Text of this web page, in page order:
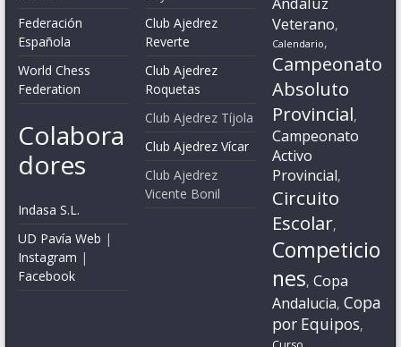
Federación
Española
World Chess
Federation
Colabora
dores
Indasa S.L.
UD Pavía Web |
Instagram |
Facebook
Club Ajedrez
Reverte
Club Ajedrez
Roquetas
Club Ajedrez Tíjola
Club Ajedrez Vícar
Club Ajedrez
Vicente Bonil
Veterano,
Calendario,
Campeonato
Absoluto
Provincial,
Campeonato
Activo
Provincial,
Circuito
Escolar,
Competicio
nes,Copa
Andalucia,Copa
por Equipos,